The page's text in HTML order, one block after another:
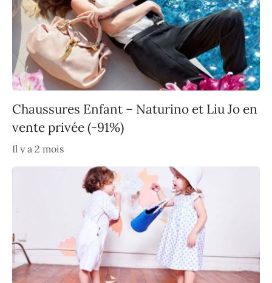
Chaussures Enfant – Naturino et Liu Jo en
vente privée (-91%)
Il y a 2 mois